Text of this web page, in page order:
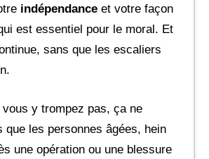
indépendance et votre façon
est essentiel pour le moral. Et
sans que les escaliers
vous y trompez pas, ça ne
que les personnes âgées, hein
une opération ou une blessure